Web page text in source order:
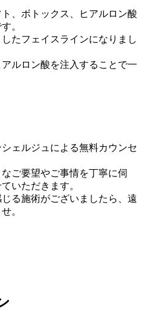
、ボトックス、ヒアルロン酸
。
たフェイスラインになりまし
ルロン酸を注入することで一
ェルジュによる無料カウンセ
ご要望やご事情を丁寧に伺
いただきます。
る施術がございましたら、遠
。